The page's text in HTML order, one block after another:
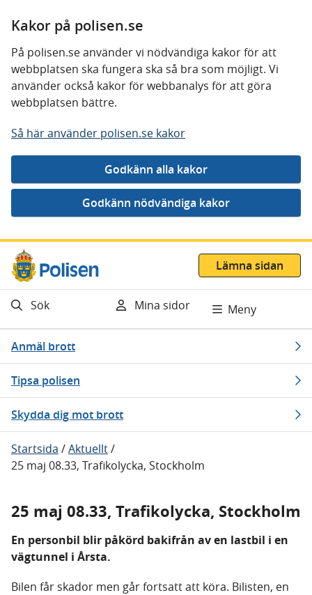
Kakor på polisen.se
På polisen.se använder vi nödvändiga kakor för att
webbplatsen ska fungera ska så bra som möjligt. Vi
använder också kakor för webbanalys för att göra
webbplatsen bättre.
Så här använder polisen.se kakor
Gå direkt till innehåll
Lämna sidan
Sök Mina sidor Meny
Anmäl brott
Tipsa polisen
Skydda dig mot brott
Startsida /Aktuellt/
25 maj 08.33, Trafikolycka, Stockholm
25 maj 08.33, Trafikolycka, Stockholm
En personbil blir påkörd bakifrån av en lastbil i en
vägtunnel i Årsta.
Bilen får skador men går fortsatt att köra. Bilisten, en